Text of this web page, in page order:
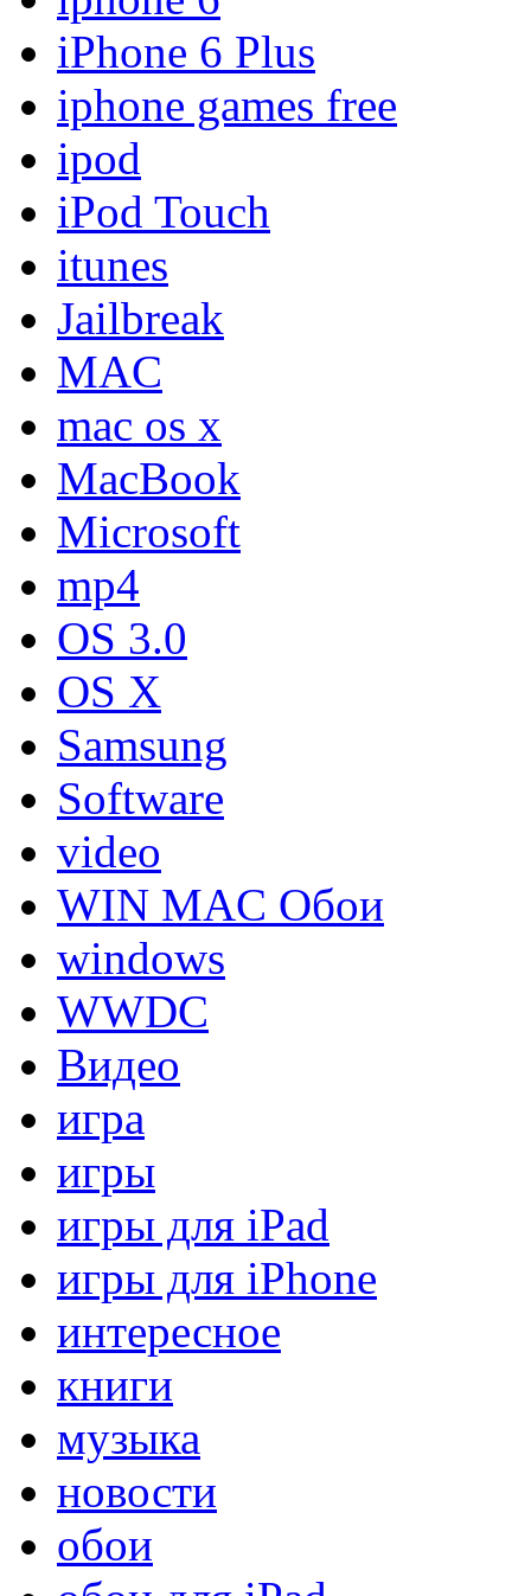
iPhone 6 Plus
iphone games free
ipod
iPod Touch
itunes
Jailbreak
MAC
mac os x
MacBook
Microsoft
mp4
OS 3.0
OS X
Samsung
Software
video
WIN MAC Обои
windows
WWDC
Видео
игра
игры
игры для iPad
игры для iPhone
интересное
книги
музыка
новости
обои